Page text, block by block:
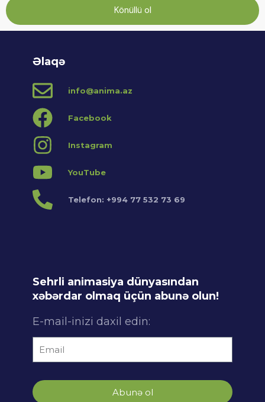
Könüllü ol
Əlaqə
info@anima.az
Facebook
Instagram
YouTube
Telefon: +994 77 532 73 69
Sehrli animasiya dünyasından
xəbərdar olmaq üçün abunə olun!
E-mail-inizi daxil edin:
Abunə ol